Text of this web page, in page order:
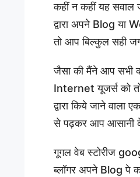
कहीं न कहीं यह सवाल
द्वारा अपने Blog या
तो आप बिल्कुल सही
जैसा की मैंने आप सभी
Internet यूजर्स को
द्वारा किये जाने
से पढ़कर आप आसानी
गूगल वेब स्टोरीज
ब्लॉगर अपने Blog पे